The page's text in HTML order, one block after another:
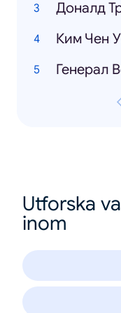
Доналд
Ким Чен
Utforska
inom